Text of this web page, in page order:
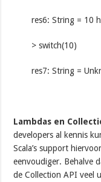
res6: String = 10
> switch(10)
res7: String =
Lambdas en
developers al kennis
Scala’s support
eenvoudiger. Behalve
de Collection API veel